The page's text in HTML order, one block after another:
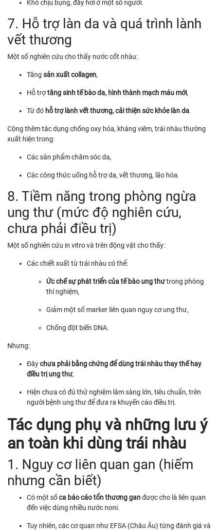
Khó chịu bụng, đầy hơi ở một số người.
7. Hỗ trợ làn da và quá trình lành
vết thương
Một số nghiên cứu cho thấy nước cốt nhàu:
Tăng sản xuất collagen,
Hỗ trợtăng sinh tế bào da, hình thành mạch máu mới,
Từ đó hỗ trợ lành vết thương, cải thiện sức khỏe làn da.
Cộng thêm tác dụng chống oxy hóa, kháng viêm, trái nhàu thường
xuất hiện trong:
Các sản phẩm chăm sóc da,
Các công thức uống hỗ trợ da, vết thương, lão hóa.
8. Tiềm năng trong phòng ngừa
ung thư (mức độ nghiên cứu,
chưa phải điều trị)
Một số nghiên cứu in vitro và trên động vật cho thấy:
Các chiết xuất từ trái nhàu có thể:
Ức chế sự phát triển của tế bào ung thưtrong phòng
thí nghiệm,
Giảm một số marker liên quan nguy cơ ung thư,
Chống đột biến DNA.
Nhưng:
Đâychưa phải bằng chứng để dùng trái nhàu thay thế hay
điều trị ung thư,
Hiện chưa có đủ thử nghiệm lâm sàng lớn, tiêu chuẩn, trên
người bệnh ung thư để đưa ra khuyến cáo điều trị.
Tác dụng phụ và những lưu ý
an toàn khi dùng trái nhàu
1. Nguy cơ liên quan gan (hiếm
nhưng cần biết)
Có một sốca báo cáo tổn thương ganđược cho là liên quan
đến việc dùng nhiều nước noni.
Tuy nhiên, các cơ quan như EFSA (Châu Âu) từng đánh giá và